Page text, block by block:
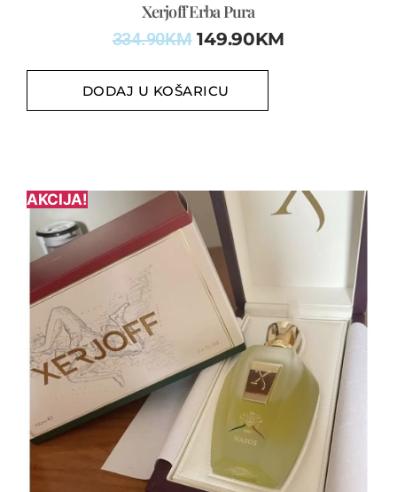
Xerjoff Erba Pura
334.90KM 149.90KM
DODAJ U KOŠARICU
AKCIJA!